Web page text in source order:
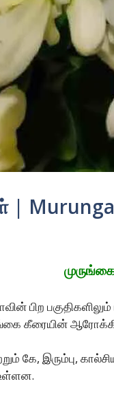
|
பிற
கீரையின்
கே, இரும்பு,